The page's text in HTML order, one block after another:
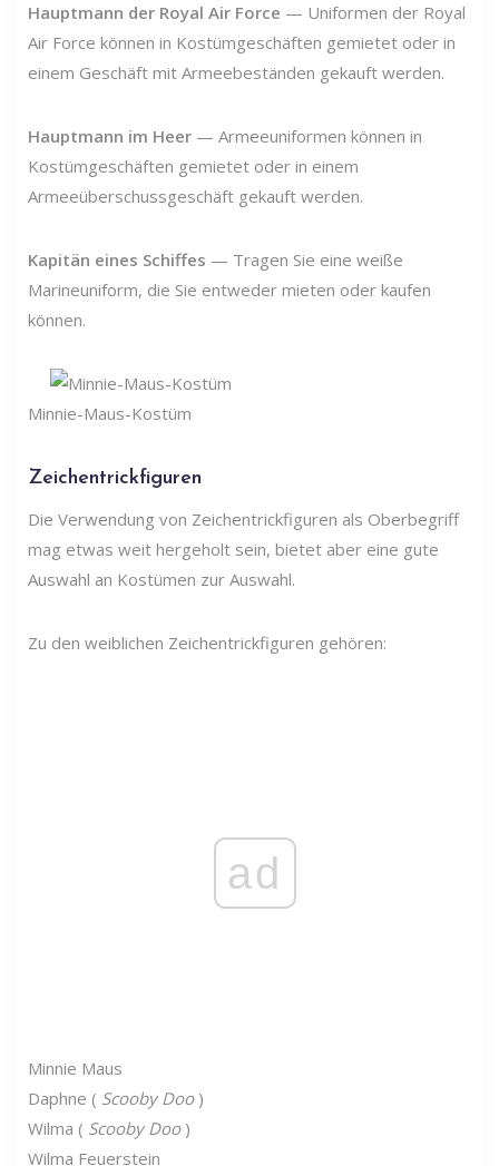
Hauptmann der Royal Air Force — Uniformen der Royal
Air Force können in Kostümgeschäften gemietet oder in
einem Geschäft mit Armeebeständen gekauft werden.
Hauptmann im Heer — Armeeuniformen können in
Kostümgeschäften gemietet oder in einem
Armeeüberschussgeschäft gekauft werden.
Kapitän eines Schiffes — Tragen Sie eine weiße
Marineuniform, die Sie entweder mieten oder kaufen
können.
Minnie-Maus-Kostüm
Zeichentrickfiguren
Die Verwendung von Zeichentrickfiguren als Oberbegriff
mag etwas weit hergeholt sein, bietet aber eine gute
Auswahl an Kostümen zur Auswahl.
Zu den weiblichen Zeichentrickfiguren gehören:
ad
Minnie Maus
Daphne ( Scooby Doo)
Wilma ( Scooby Doo)
Wilma Feuerstein